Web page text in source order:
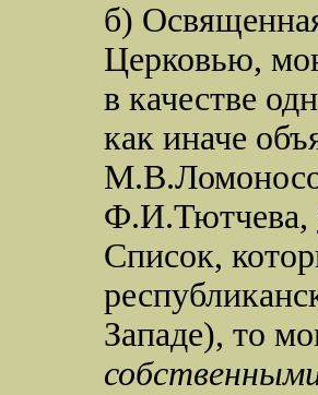
б)
Церковью,
в качестве
как иначе
Ф.И.Тютчева,
Список,
Западе), то